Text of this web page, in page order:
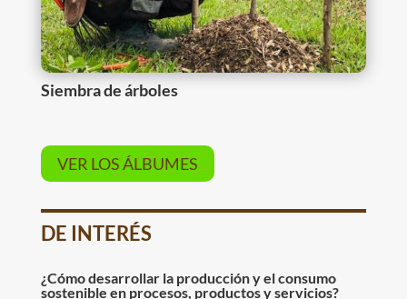
Siembra de árboles
VER LOS ÁLBUMES
DE INTERÉS
¿Cómo desarrollar la producción y el consumo
sostenible en procesos, productos y servicios?